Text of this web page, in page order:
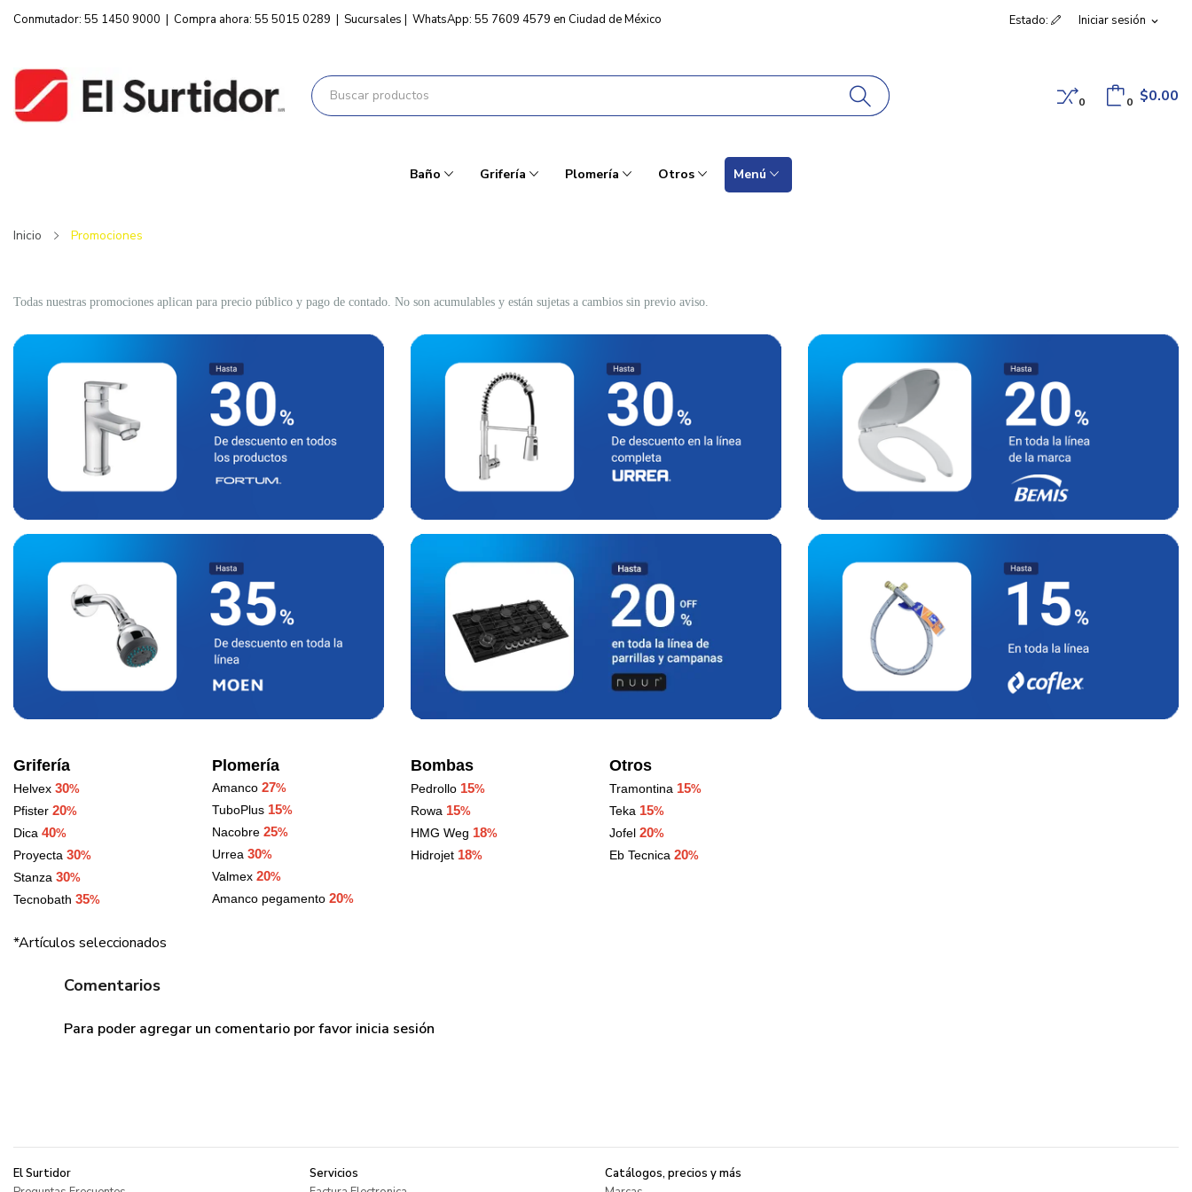
Iniciar sesión expand_more
Conmutador: 55 1450 9000 | Compra ahora: 55 5015 0289 | Sucursales | WhatsApp: 55 7609 4579 en Ciudad de México Estado:
0 $0.00
0
Baño Grifería Plomería Otros Menú
Inicio Promociones
Todas nuestras promociones aplican para precio público y pago de contado. No son acumulables y están sujetas a cambios sin previo aviso.
Grifería
Helvex 30%
Pfister 20%
Dica 40%
Proyecta 30%
Stanza 30%
Tecnobath 35%
Plomería
Amanco 27%
TuboPlus 15%
Nacobre 25%
Urrea 30%
Valmex 20%
Amanco pegamento 20%
Bombas
Pedrollo 15%
Rowa 15%
HMG Weg 18%
Hidrojet 18%
Otros
Tramontina 15%
Teka 15%
Jofel 20%
Eb Tecnica 20%
*Artículos seleccionados
Comentarios
Para poder agregar un comentario por favor inicia sesión
El Surtidor
Servicios
Catálogos, precios y más